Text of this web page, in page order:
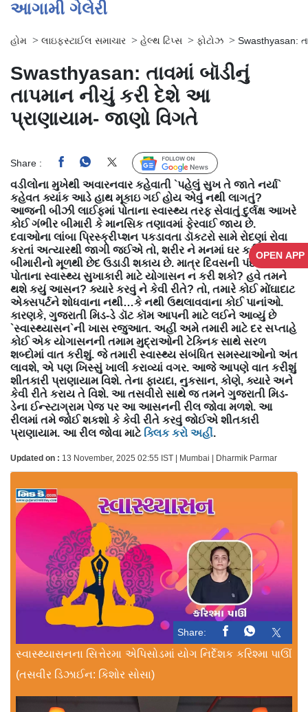
OPEN APP
આગામી ગેલેરી
હોમ > લાઇફસ્ટાઈલ સમાચાર > હેલ્થ ટિપ્સ > ફોટોઝ > Swasthyasan:
Swasthyasan: તાવમાં બૉડીનું
તાપમાન નીચું કરી દેશે આ
પ્રાણાયામ- જાણો વિગતે
Share : Follow Us
વડીલોના મુખેથી અવારનવાર કહેવાતી `પહેલું સુખ તે જાતે નર્યા`
કહેવત ક્યાંક આડે હાથ મૂકાઇ ગઈ હોય એવું નથી લાગતું?
આજની બીઝી લાઈફમાં પોતાના સ્વાસ્થ્ય તરફ સેવાતું દુર્લક્ષ આખરે
કોઈ ગંભીર બીમારી કે માનસિક તણાવમાં ફેરવાઈ જાય છે.
દવાઓના લાંબા પ્રિસ્ક્રીપ્શન પકડાવતા ડૉકટરો સામે રોદણાં રોવા
કરતાં અત્યારથી જાગી જઈએ તો, શરીર ને મનમાં ઘર કરી ગયેલી
બીમારીનો મૂળથી છેદ ઉડાડી શકાય છે. માત્ર દિવસની પંદર મિનિટ
પોતાના સ્વાસ્થ્ય સુખાકારી માટે યોગાસન ન કરી શકો? હવે તમને
થશે કયું આસન? ક્યારે કરવું ને કેવી રીતે? તો, તમારે કોઈ મોંઘાદાટ
એક્સપર્ટને શોધવાના નથી…કે નથી ઉથલાવવાના કોઈ પાનાંઓ.
કારણકે, ગુજરાતી મિડ-ડે ડૉટ કૉમ આપની માટે લઈને આવ્યું છે
`સ્વાસ્થ્યાસન`ની ખાસ રજુઆત. અહીં અમે તમારી માટે દર સપ્તાહે
કોઈ એક યોગાસનની તમામ મુદ્રાઓની ટેક્નિક સાથે સરળ
શબ્દોમાં વાત કરીશું. જે તમારી સ્વાસ્થ્ય સંબંધિત સમસ્યાઓનો અંત
લાવશે, એ પણ ખિસ્સું ખાલી કરાવ્યાં વગર. આજે આપણે વાત કરીશું
શીતકારી પ્રાણાયામ વિશે. તેના ફાયદા, નુકસાન, કોણે, ક્યારે અને
કેવી રીતે કરાય તે વિશે. આ તસવીરો સાથે જ તમને ગુજરાતી મિડ-
ડેના ઈન્સ્ટાગ્રામ પેજ પર આ આસનની રીલ જોવા મળશે. આ
રીલમાં તમે જોઈ શકશો કે કેવી રીતે કરવું જોઈએ શીતકારી
પ્રાણાયામ. આ રીલ જોવા માટે ક્લિક કરો અહીં.
Updated on : 13 November, 2025 02:55 IST | Mumbai | Dharmik Parmar
Share:
સ્વાસ્થ્યાસનના સિત્તેરમા એપિસોડમાં યોગ નિર્દેશક કરિશ્મા પાઊં
(તસવીર ડિઝાઈન: કિશોર સોસા)